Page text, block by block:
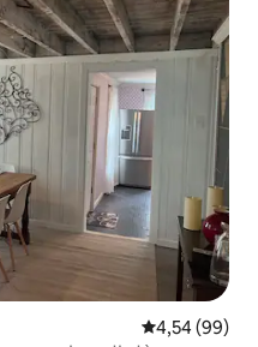
Միջին
4,54 (99)